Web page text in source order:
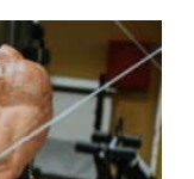
reconstruit ?